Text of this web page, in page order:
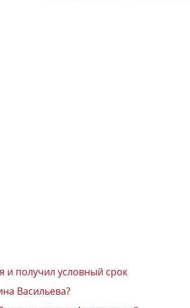
и получил условный срок
Васильева?